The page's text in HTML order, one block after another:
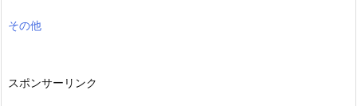
その他
スポンサーリンク